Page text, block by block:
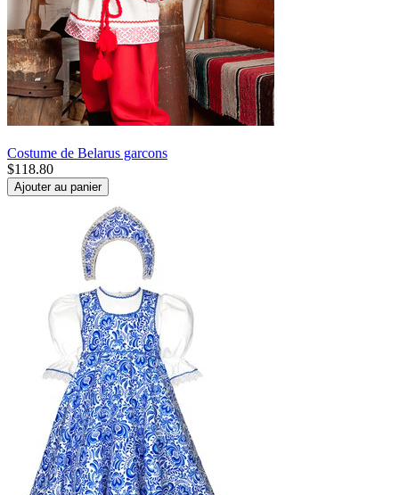
Costume de Belarus garcons
$118.80
Ajouter au panier